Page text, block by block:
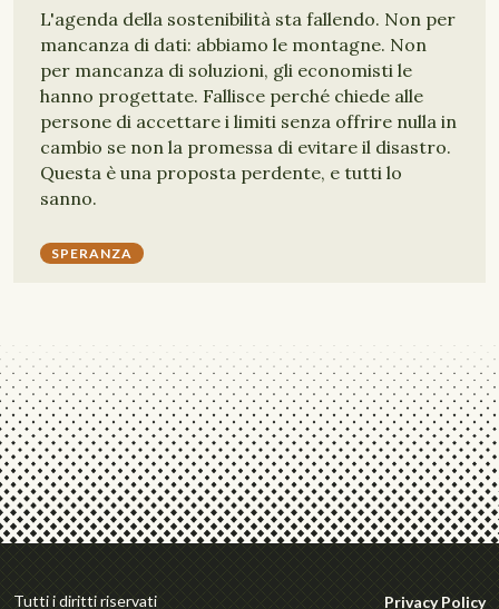
L'agenda della sostenibilità sta fallendo. Non per
mancanza di dati: abbiamo le montagne. Non
per mancanza di soluzioni, gli economisti le
hanno progettate. Fallisce perché chiede alle
persone di accettare i limiti senza offrire nulla in
cambio se non la promessa di evitare il disastro.
Questa è una proposta perdente, e tutti lo
sanno.
SPERANZA
Tutti i diritti riservati Privacy Policy